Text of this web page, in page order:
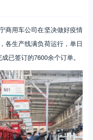
商用车公司在坚决做好疫情
各生产线满负荷运行，单日
已签订的7600余个订单。